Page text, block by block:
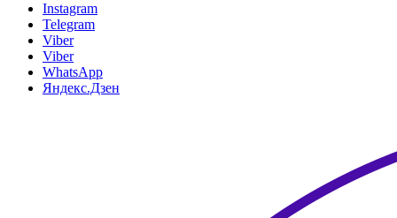
Instagram
Telegram
Viber
Viber
WhatsApp
Яндекс.Дзен